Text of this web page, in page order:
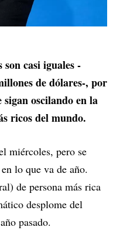
casi iguales -
de dólares-, por
oscilando en la
ricos del mundo.
miércoles, pero se
lo que va de año.
de persona más rica
desplome del
pasado.